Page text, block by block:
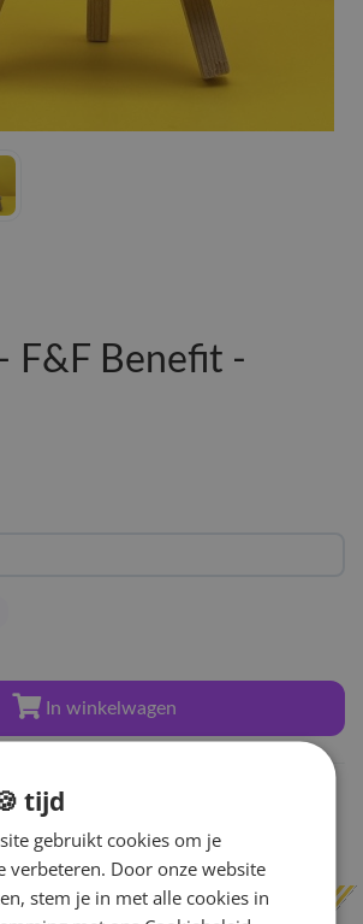
F&F Benefit -
In winkelwagen
in Arnhem
binnen 2 werkdagen
tijd
gebruikt cookies om je
verbeteren. Door onze website
stem je in met alle cookies in